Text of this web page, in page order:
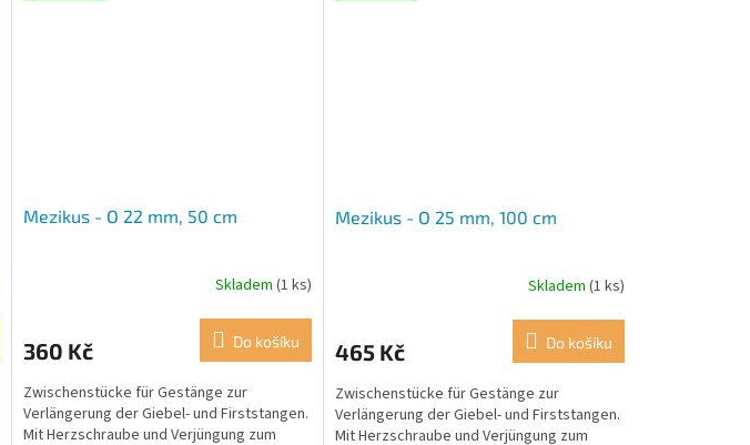
Mezikus - O 22 mm, 50 cm
Skladem (1 ks)
360 Kč Do košíku
Zwischenstücke für Gestänge zur
Verlängerung der Giebel- und Firststangen.
Mit Herzschraube und Verjüngung zum
Mezikus - O 25 mm, 100 cm
Skladem (1 ks)
465 Kč Do košíku
Zwischenstücke für Gestänge zur
Verlängerung der Giebel- und Firststangen.
Mit Herzschraube und Verjüngung zum